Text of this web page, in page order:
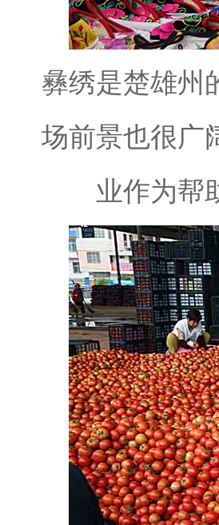
彝绣是楚雄州
场前景也很广
业作为帮